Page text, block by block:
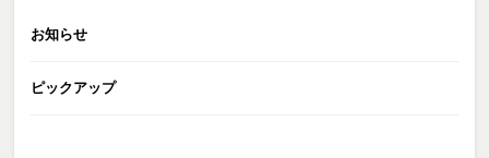
お知らせ
ピックアップ